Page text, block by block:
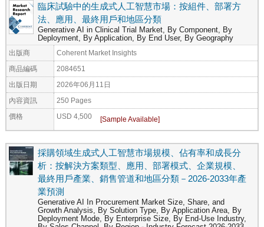
臨床試驗中的生成式人工智慧市場：按組件、部署方
法、應用、最終用戶和地區分類
Generative AI in Clinical Trial Market, By Component, By
Deployment, By Application, By End User, By Geography
出版商 Coherent Market Insights
商品編碼 2084651
出版日期 2026年06月11日
內容資訊 250 Pages
價格 USD 4,500
採購領域生成式人工智慧市場規模、佔有率和成長分
析：按解決方案類型、應用、部署模式、企業規模、
最終用戶產業、銷售管道和地區分類－2026-2033年產
業預測
Generative AI In Procurement Market Size, Share, and
Growth Analysis, By Solution Type, By Application Area, By
Deployment Mode, By Enterprise Size, By End-Use Industry,